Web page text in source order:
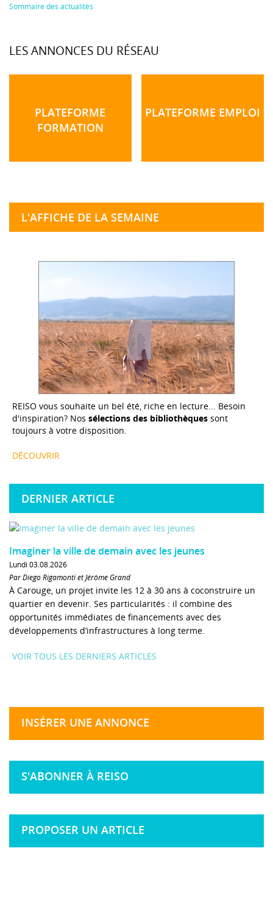
Sommaire des actualités
LES ANNONCES DU RÉSEAU
PLATEFORME
FORMATION
PLATEFORME EMPLOI
L'AFFICHE DE LA SEMAINE
REISO vous souhaite un bel été, riche en lecture... Besoin
d'inspiration? Nos sélections des bibliothèques sont
toujours à votre disposition.
DÉCOUVRIR
DERNIER ARTICLE
Imaginer la ville de demain avec les jeunes
Lundi 03.08.2026
Par Diego Rigamonti et Jérôme Grand
À Carouge, un projet invite les 12 à 30 ans à coconstruire un
quartier en devenir. Ses particularités : il combine des
opportunités immédiates de financements avec des
développements d’infrastructures à long terme.
VOIR TOUS LES DERNIERS ARTICLES
INSÉRER UNE ANNONCE
S'ABONNER À REISO
PROPOSER UN ARTICLE